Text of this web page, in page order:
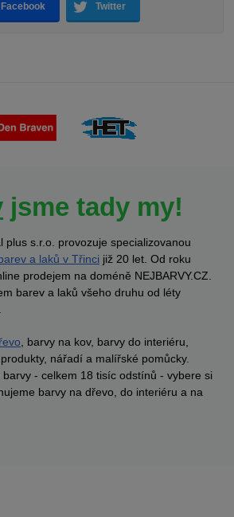
Facebook Twitter
jsme tady my!
plus s.r.o. provozuje specializovanou
a laků v Třinci již 20 let. Od roku
prodejem na doméně NEJBARVY.CZ.
barev a laků všeho druhu od léty
, barvy na kov, barvy do interiéru,
nářadí a malířské pomůcky.
- celkem 18 tisíc odstínů - vybere si
barvy na dřevo, do interiéru a na